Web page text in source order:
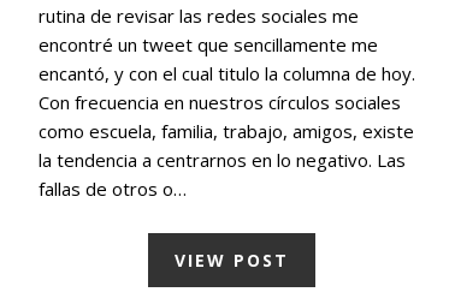
rutina de revisar las redes sociales me
encontré un tweet que sencillamente me
encantó, y con el cual titulo la columna de hoy.
Con frecuencia en nuestros círculos sociales
como escuela, familia, trabajo, amigos, existe
la tendencia a centrarnos en lo negativo. Las
fallas de otros o…
VIEW POST